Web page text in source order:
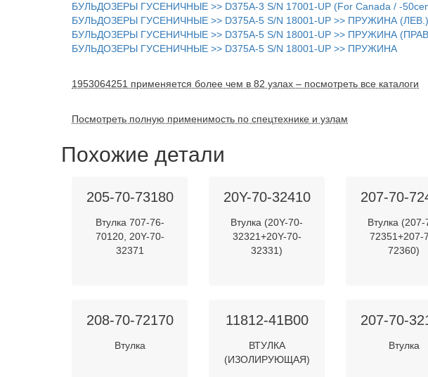
БУЛЬДОЗЕРЫ ГУСЕНИЧНЫЕ >> D375A-3 S/N 17001-UP (For Canada / -
БУЛЬДОЗЕРЫ ГУСЕНИЧНЫЕ >> D375A-5 S/N 18001-UP >> ПРУЖИНА (ЛЕВ.)
БУЛЬДОЗЕРЫ ГУСЕНИЧНЫЕ >> D375A-5 S/N 18001-UP >> ПРУЖИНА
БУЛЬДОЗЕРЫ ГУСЕНИЧНЫЕ >> D375A-5 S/N 18001-UP >> ПРУЖИНА
1953064251 применяется более чем в 82 узлах – посмотреть все каталоги
Посмотреть полную применимость по спецтехнике и узлам
Похожие детали
205-70-73180
Втулка 707-76-
70120, 20Y-70-
32371
20Y-70-32410
Втулка (20Y-70-
32321+20Y-70-
32331)
207-70-
Втулка (207-
72351+207-
72360)
208-70-72170
Втулка
11812-41B00
ВТУЛКА
(ИЗОЛИРУЮЩАЯ)
207-70-
Втулка